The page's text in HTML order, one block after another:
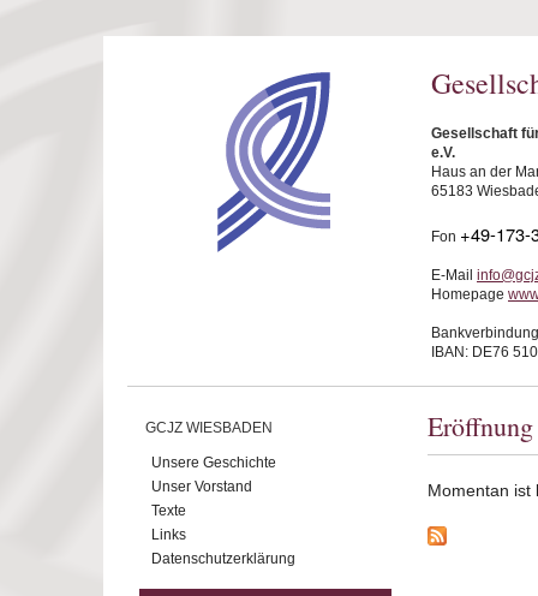
Gesellschaft
e.V.
Haus an der
65183
Fon +49-173-
E-Mail
Homepage
IBAN: DE76
GCJZ WIESBADEN
Unsere Geschichte
Unser Vorstand
Texte
Links
Datenschutzerklärung
Momentan ist